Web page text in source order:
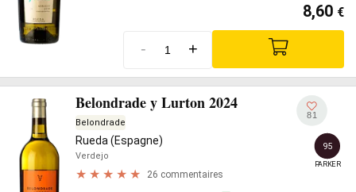
8,60 €
- +
Belondrade y Lurton 2024
Belondrade
Rueda (Espagne)
Verdejo
26 commentaires
81
95
PARKER